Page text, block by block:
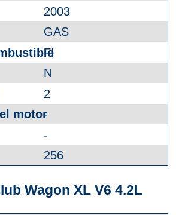
2003
GAS
FI
N
2
-
-
256
Wagon XL V6 4.2L